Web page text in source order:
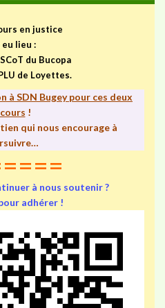
en justice
lieu :
du Bucopa
de Loyettes.
à SDN Bugey pour ces deux
!
qui nous encourage à
à nous soutenir ?
adhérer !